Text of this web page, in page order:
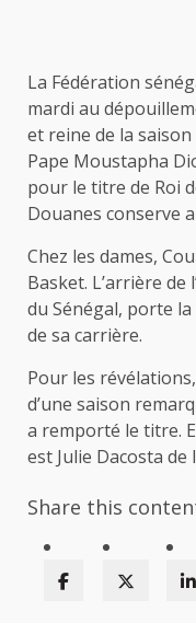
La Fédération
mardi au
et reine de la saison
Pape Moustapha
pour le titre de Roi
Douanes conserve
Chez les dames,
Basket. L’arrière de
du Sénégal, porte
de sa carrière.
Pour les
d’une saison
a remporté le titre.
est Julie Dacosta de
Share this